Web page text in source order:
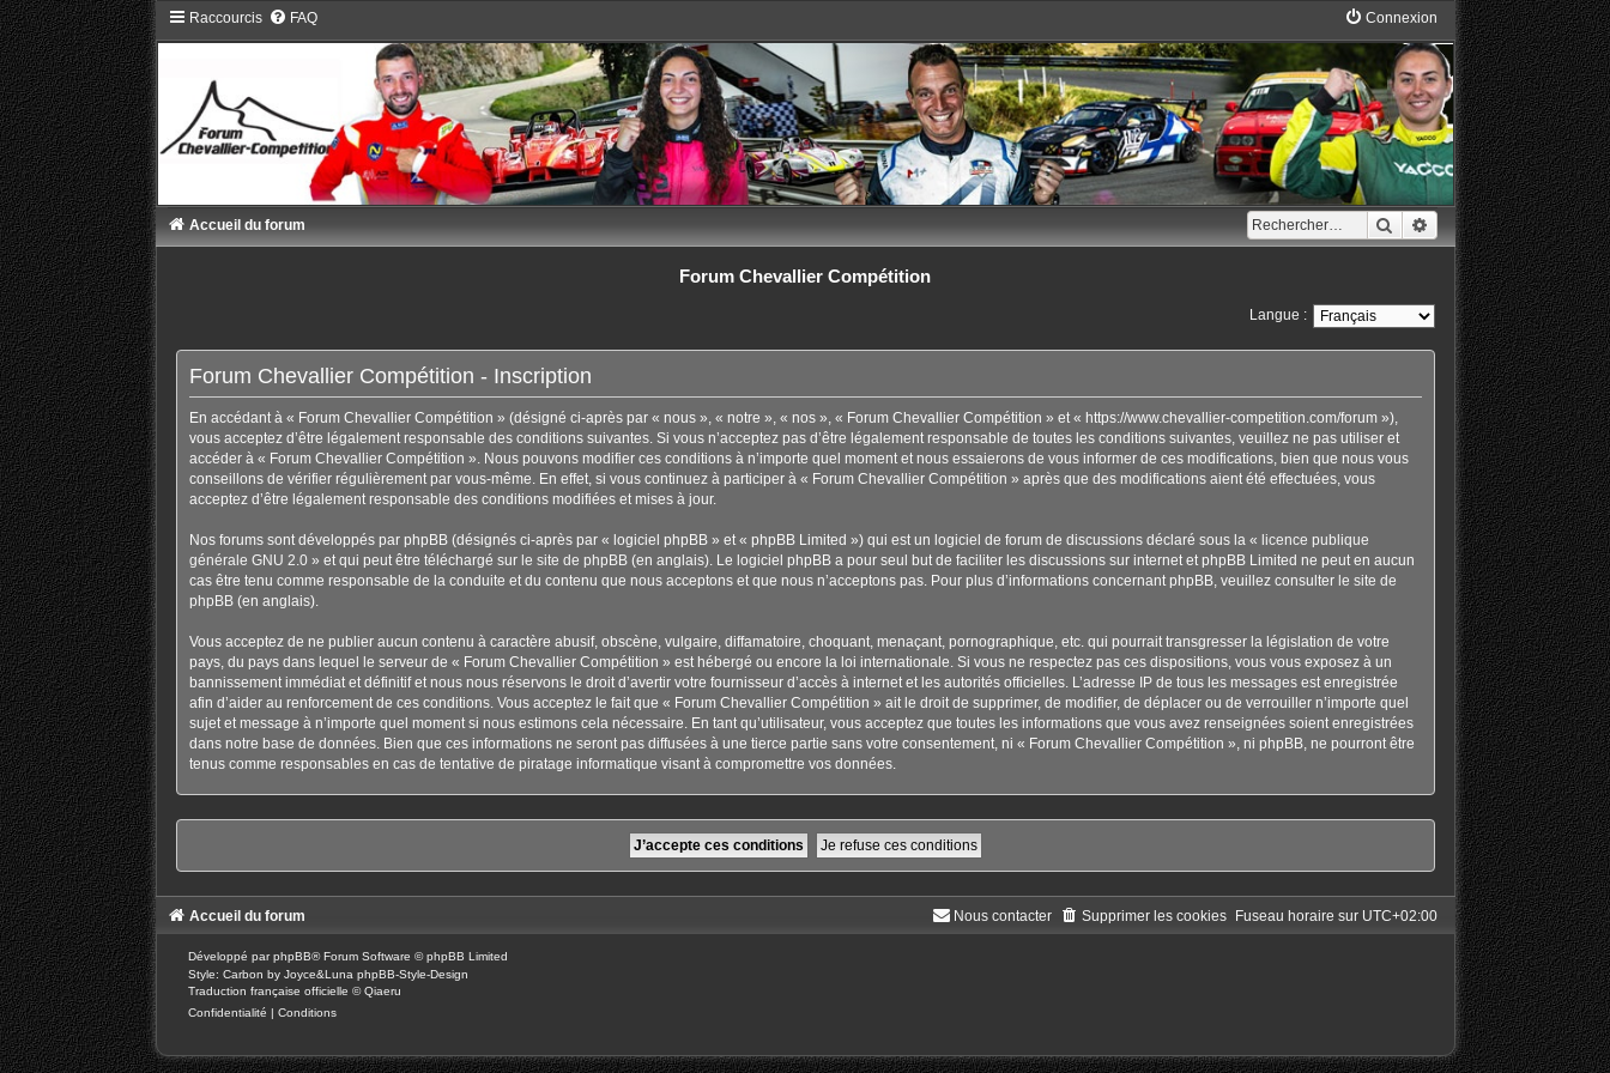
Raccourcis FAQ Connexion
RechercherRecherche avancée
Accueil du forum
Forum Chevallier Compétition
Langue :
Forum Chevallier Compétition - Inscription
En accédant à « Forum Chevallier Compétition » (désigné ci-après par « nous », « notre », « nos », « Forum Chevallier Compétition » et « https://www.chevallier-competition.com/forum »),
vous acceptez d’être légalement responsable des conditions suivantes. Si vous n’acceptez pas d’être légalement responsable de toutes les conditions suivantes, veuillez ne pas utiliser et
accéder à « Forum Chevallier Compétition ». Nous pouvons modifier ces conditions à n’importe quel moment et nous essaierons de vous informer de ces modifications, bien que nous vous
conseillons de vérifier régulièrement par vous-même. En effet, si vous continuez à participer à « Forum Chevallier Compétition » après que des modifications aient été effectuées, vous
acceptez d’être légalement responsable des conditions modifiées et mises à jour.
Nos forums sont développés par phpBB (désignés ci-après par « logiciel phpBB » et « phpBB Limited ») qui est un logiciel de forum de discussions déclaré sous la « licence publique
générale GNU 2.0» et qui peut être téléchargé sur le site de phpBB(en anglais). Le logiciel phpBB a pour seul but de faciliter les discussions sur internet et phpBB Limited ne peut en aucun
cas être tenu comme responsable de la conduite et du contenu que nous acceptons et que nous n’acceptons pas. Pour plus d’informations concernant phpBB, veuillez consulter le site de
phpBB(en anglais).
Vous acceptez de ne publier aucun contenu à caractère abusif, obscène, vulgaire, diffamatoire, choquant, menaçant, pornographique, etc. qui pourrait transgresser la législation de votre
pays, du pays dans lequel le serveur de « Forum Chevallier Compétition » est hébergé ou encore la loi internationale. Si vous ne respectez pas ces dispositions, vous vous exposez à un
bannissement immédiat et définitif et nous nous réservons le droit d’avertir votre fournisseur d’accès à internet et les autorités officielles. L’adresse IP de tous les messages est enregistrée
afin d’aider au renforcement de ces conditions. Vous acceptez le fait que « Forum Chevallier Compétition » ait le droit de supprimer, de modifier, de déplacer ou de verrouiller n’importe quel
sujet et message à n’importe quel moment si nous estimons cela nécessaire. En tant qu’utilisateur, vous acceptez que toutes les informations que vous avez renseignées soient enregistrées
dans notre base de données. Bien que ces informations ne seront pas diffusées à une tierce partie sans votre consentement, ni « Forum Chevallier Compétition », ni phpBB, ne pourront être
tenus comme responsables en cas de tentative de piratage informatique visant à compromettre vos données.
Accueil du forum Fuseau horaire sur UTC+02:00
Supprimer les cookies
Nous contacter
Développé parphpBB® Forum Software © phpBB Limited
Style: Carbon by Joyce&Luna phpBB-Style-Design
Traduction française officielle ©Qiaeru
Confidentialité | Conditions